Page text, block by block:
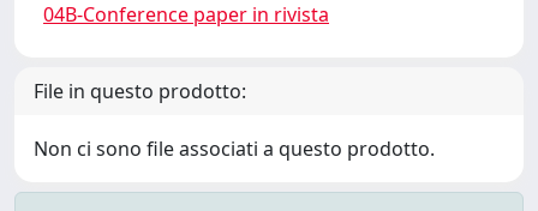
04B-Conference paper in rivista
File in questo prodotto:
Non ci sono file associati a questo prodotto.